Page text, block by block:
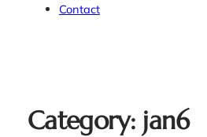
Contact
Category: jan6